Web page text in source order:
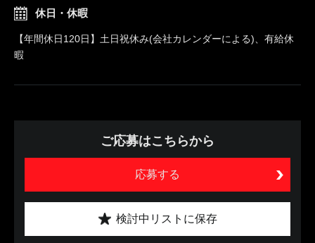
休日・休暇
【年間休日120日】土日祝休み(会社カレンダーによる)、有給休
暇
ご応募はこちらから
応募する
検討中リストに保存